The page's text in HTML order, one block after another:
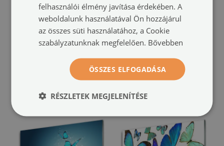
Akrilkép
tigris Állatok(#43798700)
49 900 HUF
Akrilkép
Barrier Reef Nature
(#43735584)
méret -tól: 100x50
49 900 HUF
felhasználói élmény javítása érdekében. A
weboldalunk használatával Ön hozzájárul
az összes süti használatához, a Cookie
szabályzatunknak megfelelően. Bővebben
ÖSSZES ELFOGADÁSA
RÉSZLETEK MEGJELENÍTÉSE